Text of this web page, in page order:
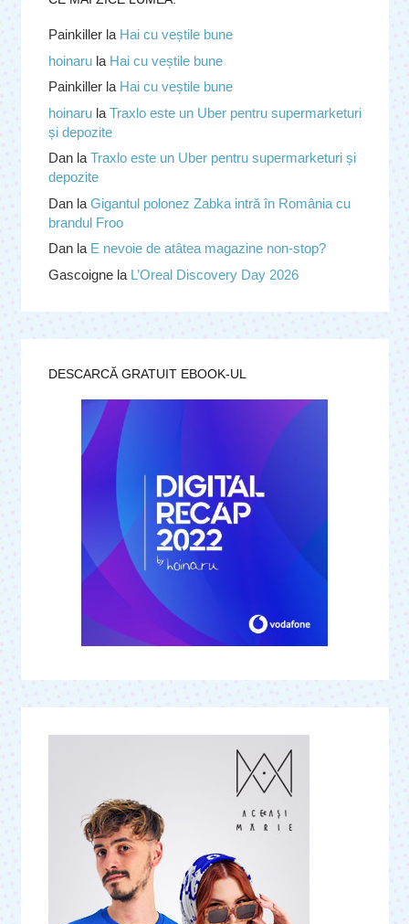
Painkillerla Hai cu veștile bune
hoinarula Hai cu veștile bune
Painkillerla Hai cu veștile bune
hoinarula Traxlo este un Uber pentru supermarketuri
și depozite
Danla Traxlo este un Uber pentru supermarketuri și
depozite
Danla Gigantul polonez Zabka intră în România cu
brandul Froo
Danla E nevoie de atâtea magazine non-stop?
Gascoignela L’Oreal Discovery Day 2026
DESCARCĂ GRATUIT EBOOK-UL